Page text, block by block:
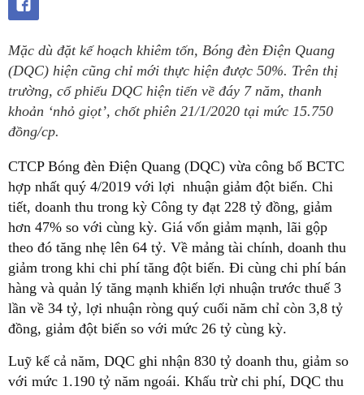
Mặc dù đặt kế hoạch khiêm tốn, Bóng đèn Điện Quang
(DQC) hiện cũng chỉ mới thực hiện được 50%. Trên thị
trường, cổ phiếu DQC hiện tiến về đáy 7 năm, thanh
khoản ‘nhỏ giọt’, chốt phiên 21/1/2020 tại mức 15.750
đồng/cp.
CTCP Bóng đèn Điện Quang (DQC) vừa công bố BCTC
hợp nhất quý 4/2019 với lợi nhuận giảm đột biến. Chi
tiết, doanh thu trong kỳ Công ty đạt 228 tỷ đồng, giảm
hơn 47% so với cùng kỳ. Giá vốn giảm mạnh, lãi gộp
theo đó tăng nhẹ lên 64 tỷ. Về mảng tài chính, doanh thu
giảm trong khi chi phí tăng đột biến. Đi cùng chi phí bán
hàng và quản lý tăng mạnh khiến lợi nhuận trước thuế 3
lần về 34 tỷ, lợi nhuận ròng quý cuối năm chỉ còn 3,8 tỷ
đồng, giảm đột biến so với mức 26 tỷ cùng kỳ.
Luỹ kế cả năm, DQC ghi nhận 830 tỷ doanh thu, giảm so
với mức 1.190 tỷ năm ngoái. Khấu trừ chi phí, DQC thu